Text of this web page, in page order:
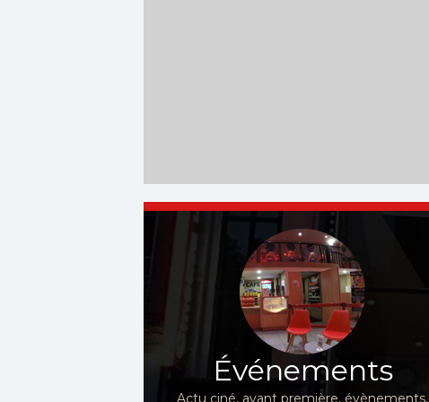
Événements
Actu ciné, avant première, évènements,